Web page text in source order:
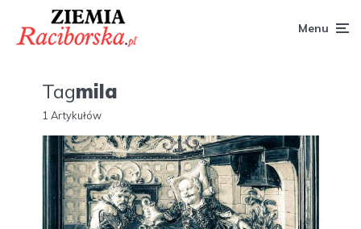
Menu
Tagmila
1 Artykułów